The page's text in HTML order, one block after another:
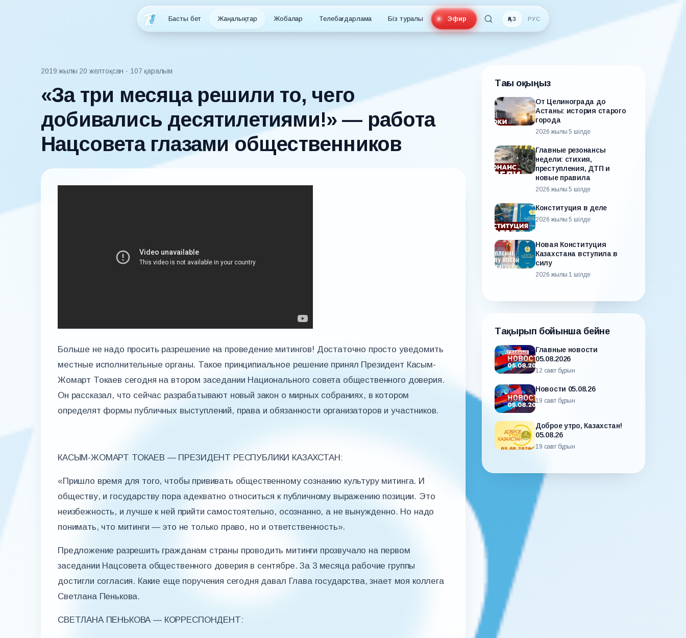
Басты бет Жаңалықтар Жобалар Телебағдарлама Біз туралы Эфир ҚАЗ РУС
2019 жылғы 20 желтоқсан · 107 қаралым
«За три месяца решили то, чего
добивались десятилетиями!» — работа
Нацсовета глазами общественников
Больше не надо просить разрешение на проведение митингов! Достаточно просто уведомить
местные исполнительные органы. Такое принципиальное решение принял Президент Касым-
Жомарт Токаев сегодня на втором заседании Национального совета общественного доверия.
Он рассказал, что сейчас разрабатывают новый закон о мирных собраниях, в котором
определят формы публичных выступлений, права и обязанности организаторов и участников.
КАСЫМ-ЖОМАРТ ТОКАЕВ — ПРЕЗИДЕНТ РЕСПУБЛИКИ КАЗАХСТАН:
«Пришло время для того, чтобы прививать общественному сознанию культуру митинга. И
обществу, и государству пора адекватно относиться к публичному выражению позиции. Это
неизбежность, и лучше к ней прийти самостоятельно, осознанно, а не вынужденно. Но надо
понимать, что митинги — это не только право, но и ответственность».
Предложение разрешить гражданам страны проводить митинги прозвучало на первом
заседании Нацсовета общественного доверия в сентябре. За 3 месяца рабочие группы
достигли согласия. Какие еще поручения сегодня давал Глава государства, знает моя коллега
Светлана Пенькова.
СВЕТЛАНА ПЕНЬКОВА — КОРРЕСПОНДЕНТ:
Тағы оқыңыз
От Целинограда до
Астаны: история старого
города
2026 жылғы 5 шілде
Главные резонансы
недели: стихия,
преступления, ДТП и
новые правила
2026 жылғы 5 шілде
Конституция в деле
2026 жылғы 5 шілде
Новая Конституция
Казахстана вступила в
силу
2026 жылғы 1 шілде
Тақырып бойынша бейне
Главные новости
05.08.2026
12 сағат бұрын
Новости 05.08.26
19 сағат бұрын
Доброе утро, Казахстан!
05.08.26
19 сағат бұрын